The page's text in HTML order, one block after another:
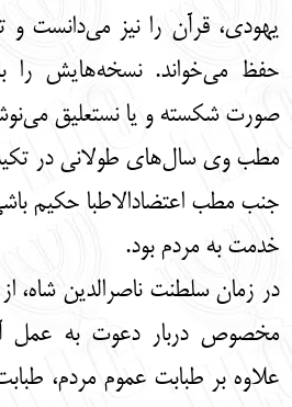
یهودی، قرآن را نیز می‌دانست و
حفظ می‌خواند. نسخه‌هایش را
صورت شکسته و یا نستعلیق
مطب وی سال‌های طولانی در
جنب مطب اعتضادالاطبا حکیم
خدمت به مردم بود.
در زمان سلطنت ناصرالدین شاه،
مخصوص دربار دعوت به عمل
علاوه بر طبابت عموم مردم،